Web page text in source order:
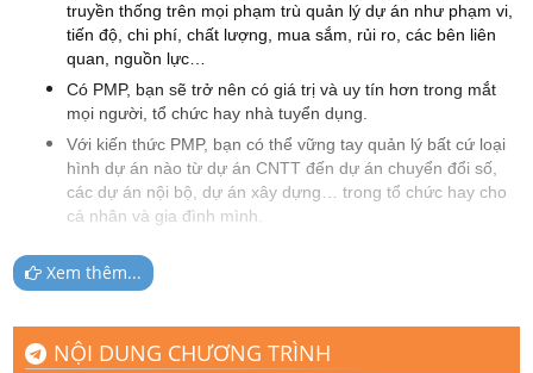
truyền thống trên mọi phạm trù quản lý dự án như phạm vi,
tiến độ, chi phí, chất lượng, mua sắm, rủi ro, các bên liên
quan, nguồn lực…
Có PMP, bạn sẽ trở nên có giá trị và uy tín hơn trong mắt
mọi người, tổ chức hay nhà tuyển dụng.
Với kiến thức PMP, bạn có thể vững tay quản lý bất cứ loại
hình dự án nào từ dự án CNTT đến dự án chuyển đổi số,
các dự án nội bộ, dự án xây dựng… trong tổ chức hay cho
cá nhân và gia đình mình.
ĐỐI TƯỢNG THAM GIA:
Project Manager
Program Manager
Xem thêm...
NỘI DUNG CHƯƠNG TRÌNH